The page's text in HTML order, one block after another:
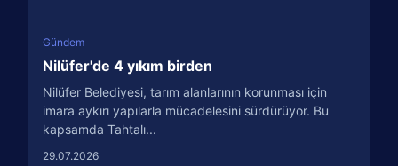
Gündem
Nilüfer'de 4 yıkım birden
Nilüfer Belediyesi, tarım alanlarının korunması için
imara aykırı yapılarla mücadelesini sürdürüyor. Bu
kapsamda Tahtalı...
29.07.2026